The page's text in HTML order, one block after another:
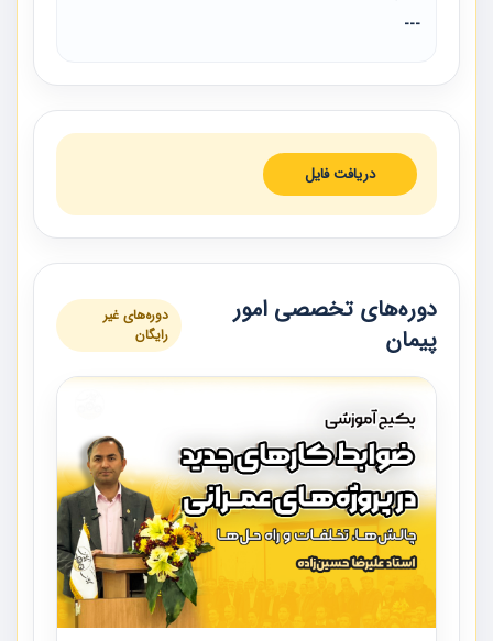
---
دریافت فایل
دوره‌های تخصصی امور
پیمان
دوره‌های غیر
رایگان